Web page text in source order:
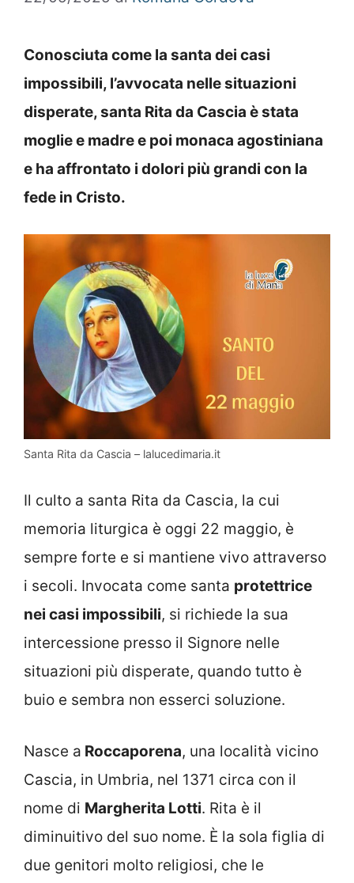
Conosciuta come la santa dei casi
impossibili, l’avvocata nelle situazioni
disperate, santa Rita da Cascia è stata
moglie e madre e poi monaca agostiniana
e ha affrontato i dolori più grandi con la
fede in Cristo.
Santa Rita da Cascia – lalucedimaria.it
Il culto a santa Rita da Cascia, la cui
memoria liturgica è oggi 22 maggio, è
sempre forte e si mantiene vivo attraverso
i secoli. Invocata come santa protettrice
nei casi impossibili, si richiede la sua
intercessione presso il Signore nelle
situazioni più disperate, quando tutto è
buio e sembra non esserci soluzione.
Nasce a Roccaporena, una località vicino
Cascia, in Umbria, nel 1371 circa con il
nome di Margherita Lotti. Rita è il
diminuitivo del suo nome. È la sola figlia di
due genitori molto religiosi, che le